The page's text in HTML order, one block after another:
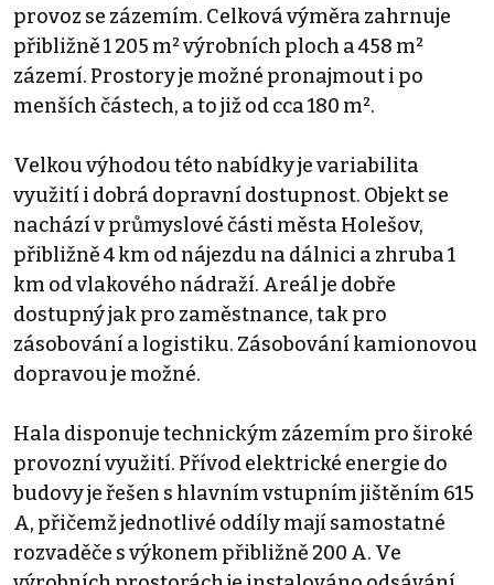
provoz se zázemím. Celková výměra zahrnuje
přibližně 1 205 m² výrobních ploch a 458 m²
zázemí. Prostory je možné pronajmout i po
menších částech, a to již od cca 180 m².
Velkou výhodou této nabídky je variabilita
využití i dobrá dopravní dostupnost. Objekt se
nachází v průmyslové části města Holešov,
přibližně 4 km od nájezdu na dálnici a zhruba 1
km od vlakového nádraží. Areál je dobře
dostupný jak pro zaměstnance, tak pro
zásobování a logistiku. Zásobování kamionovou
dopravou je možné.
Hala disponuje technickým zázemím pro široké
provozní využití. Přívod elektrické energie do
budovy je řešen s hlavním vstupním jištěním 615
A, přičemž jednotlivé oddíly mají samostatné
rozvaděče s výkonem přibližně 200 A. Ve